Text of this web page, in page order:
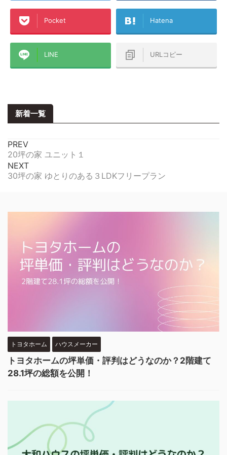
Pocket Hatena
LINE URLコピー
新着一覧
PREV
20坪の家 ユニット１
NEXT
30坪の家 ゆとりのある３LDKフリープラン
トヨタホーム ハウスメーカー
トヨタホームの坪単価・評判はどうなのか？2階建て
28.1坪の総額を公開！